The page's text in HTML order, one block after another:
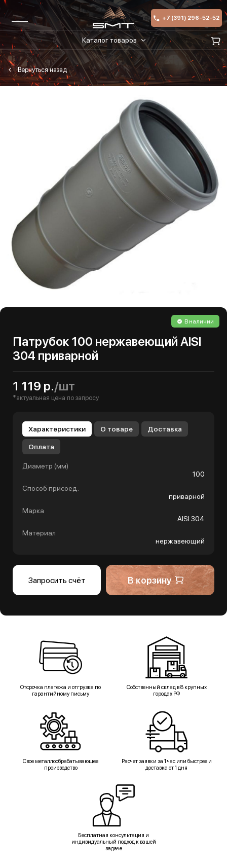
+7 (391) 296-52-52
Каталог товаров
В наличии
Патрубок 100 нержавеющий AISI
304 приварной
1 119 р./шт
*актуальная цена по запросу
Характеристики О товаре Доставка
Оплата
Диаметр (мм)
100
Способ присоед.
приварной
Марка
AISI 304
Материал
нержавеющий
Запросить счёт В корзину
Отсрочка платежа и отгрузка по
гарантийному письму
Собственный склад в 8 крупных
городах РФ
Свое металлообрабатывающее
производство
Расчет заявки за 1 час или быстрее и
доставка от 1 дня
Бесплатная консультация и
индивидуальный подход к вашей
задаче